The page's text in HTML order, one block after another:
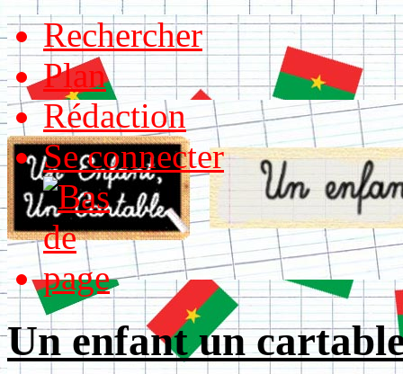
Rechercher
Plan
Rédaction
Se connecter
Un enfant un